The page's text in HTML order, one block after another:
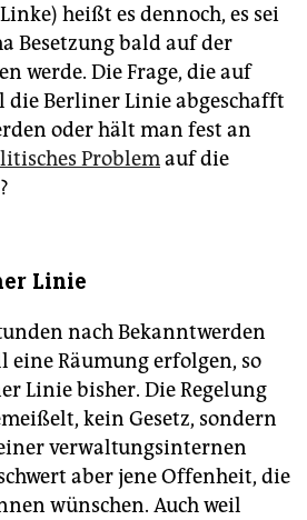
heißt es dennoch, es sei
Besetzung bald auf der
werde. Die Frage, die auf
die Berliner Linie abgeschafft
oder hält man fest an
Problemauf die
Linie
nach Bekanntwerden
eine Räumung erfolgen, so
Linie bisher. Die Regelung
kein Gesetz, sondern
verwaltungsinternen
aber jene Offenheit, die
wünschen. Auch weil